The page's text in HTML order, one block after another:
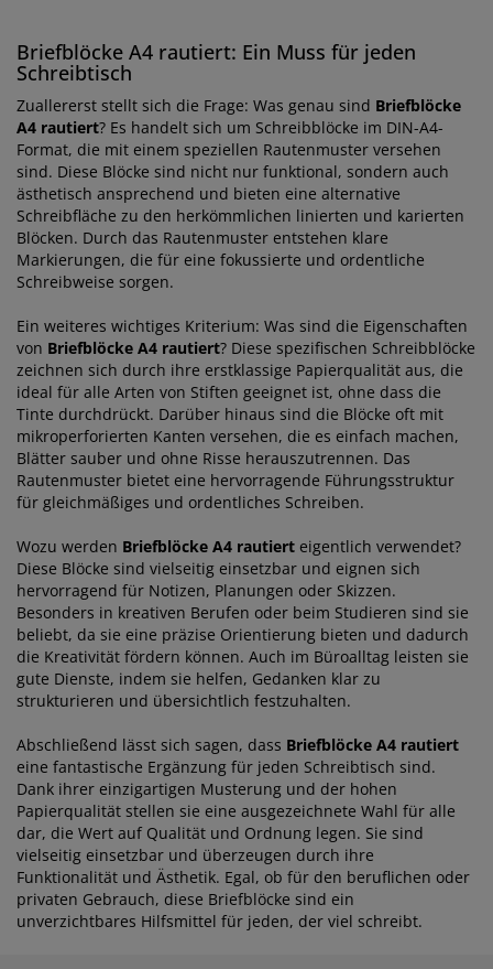
Briefblöcke A4 rautiert: Ein Muss für jeden
Schreibtisch
Zuallererst stellt sich die Frage: Was genau sind Briefblöcke
A4 rautiert? Es handelt sich um Schreibblöcke im DIN-A4-
Format, die mit einem speziellen Rautenmuster versehen
sind. Diese Blöcke sind nicht nur funktional, sondern auch
ästhetisch ansprechend und bieten eine alternative
Schreibfläche zu den herkömmlichen linierten und karierten
Blöcken. Durch das Rautenmuster entstehen klare
Markierungen, die für eine fokussierte und ordentliche
Schreibweise sorgen.
Ein weiteres wichtiges Kriterium: Was sind die Eigenschaften
von Briefblöcke A4 rautiert? Diese spezifischen Schreibblöcke
zeichnen sich durch ihre erstklassige Papierqualität aus, die
ideal für alle Arten von Stiften geeignet ist, ohne dass die
Tinte durchdrückt. Darüber hinaus sind die Blöcke oft mit
mikroperforierten Kanten versehen, die es einfach machen,
Blätter sauber und ohne Risse herauszutrennen. Das
Rautenmuster bietet eine hervorragende Führungsstruktur
für gleichmäßiges und ordentliches Schreiben.
Wozu werden Briefblöcke A4 rautiert eigentlich verwendet?
Diese Blöcke sind vielseitig einsetzbar und eignen sich
hervorragend für Notizen, Planungen oder Skizzen.
Besonders in kreativen Berufen oder beim Studieren sind sie
beliebt, da sie eine präzise Orientierung bieten und dadurch
die Kreativität fördern können. Auch im Büroalltag leisten sie
gute Dienste, indem sie helfen, Gedanken klar zu
strukturieren und übersichtlich festzuhalten.
Abschließend lässt sich sagen, dass Briefblöcke A4 rautiert
eine fantastische Ergänzung für jeden Schreibtisch sind.
Dank ihrer einzigartigen Musterung und der hohen
Papierqualität stellen sie eine ausgezeichnete Wahl für alle
dar, die Wert auf Qualität und Ordnung legen. Sie sind
vielseitig einsetzbar und überzeugen durch ihre
Funktionalität und Ästhetik. Egal, ob für den beruflichen oder
privaten Gebrauch, diese Briefblöcke sind ein
unverzichtbares Hilfsmittel für jeden, der viel schreibt.